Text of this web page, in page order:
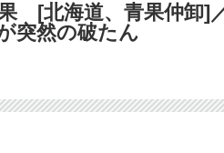
[北海道、青果仲卸]
突然の破たん